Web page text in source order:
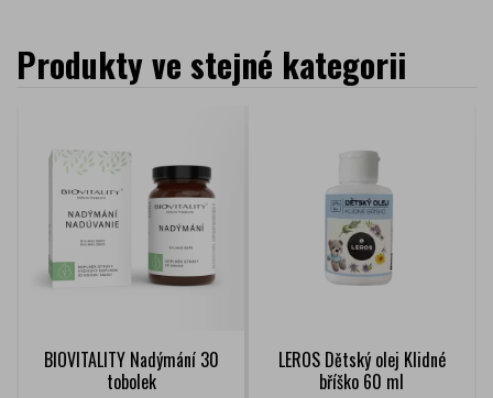
Produkty ve stejné kategorii
BIOVITALITY Nadýmání 30
tobolek
LEROS Dětský olej Klidné
bříško 60 ml